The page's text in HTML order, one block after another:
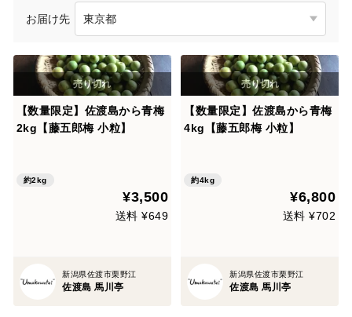
お届け先
【数量限定】佐渡島から青梅
2kg【藤五郎梅 小粒】
約2kg
¥3,500
送料 ¥649
新潟県佐渡市栗野江
佐渡島 馬川亭
【数量限定】佐渡島から青梅
4kg【藤五郎梅 小粒】
約4kg
¥6,800
送料 ¥702
新潟県佐渡市栗野江
佐渡島 馬川亭